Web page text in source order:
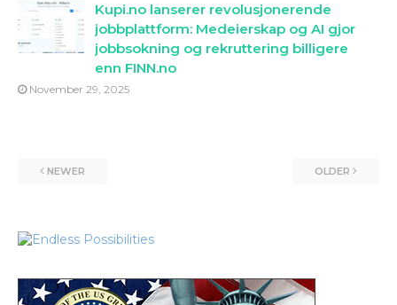
Kupi.no lanserer revolusjonerende
jobbplattform: Medeierskap og AI gjor
jobbsokning og rekruttering billigere
enn FINN.no
November 29, 2025
NEWER OLDER